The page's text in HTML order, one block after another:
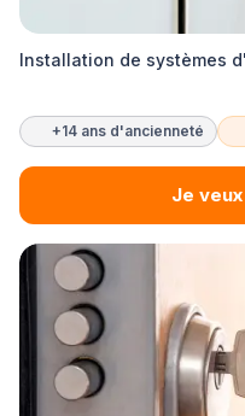
Installation de systèmes
+14 ans d'ancienneté
Je